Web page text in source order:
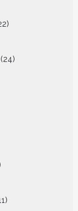
producten
24
producten
producten